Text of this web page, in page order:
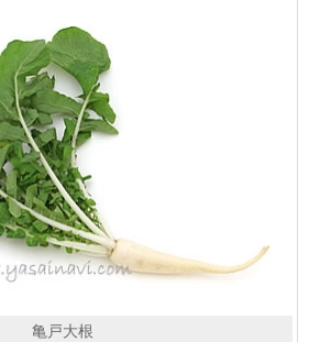
亀戸大根